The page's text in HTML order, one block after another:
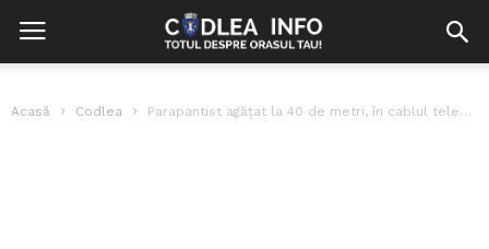
Acasă Codlea Parapantist agățat la 40 de metri, în cablul telecabinei din Poiana Brașov